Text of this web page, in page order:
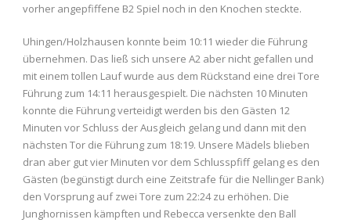
vorher angepfiffene B2 Spiel noch in den Knochen steckte.
Uhingen/Holzhausen konnte beim 10:11 wieder die Führung
übernehmen. Das ließ sich unsere A2 aber nicht gefallen und
mit einem tollen Lauf wurde aus dem Rückstand eine drei Tore
Führung zum 14:11 herausgespielt. Die nächsten 10 Minuten
konnte die Führung verteidigt werden bis den Gästen 12
Minuten vor Schluss der Ausgleich gelang und dann mit den
nächsten Tor die Führung zum 18:19. Unsere Mädels blieben
dran aber gut vier Minuten vor dem Schlusspfiff gelang es den
Gästen (begünstigt durch eine Zeitstrafe für die Nellinger Bank)
den Vorsprung auf zwei Tore zum 22:24 zu erhöhen. Die
Junghornissen kämpften und Rebecca versenkte den Ball